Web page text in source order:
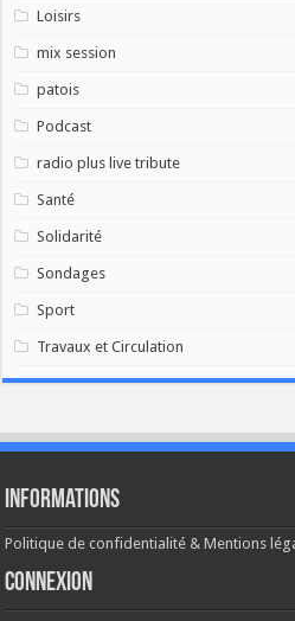
Loisirs
mix session
patois
Podcast
radio plus live tribute
Santé
Solidarité
Sondages
Sport
Travaux et Circulation
Informations
Politique de confidentialité & Mentions
Connexion